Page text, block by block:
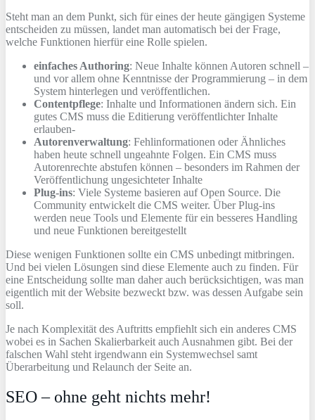
Steht man an dem Punkt, sich für eines der heute gängigen Systeme
entscheiden zu müssen, landet man automatisch bei der Frage,
welche Funktionen hierfür eine Rolle spielen.
einfaches Authoring: Neue Inhalte können Autoren schnell –
und vor allem ohne Kenntnisse der Programmierung – in dem
System hinterlegen und veröffentlichen.
Contentpflege: Inhalte und Informationen ändern sich. Ein
gutes CMS muss die Editierung veröffentlichter Inhalte
erlauben-
Autorenverwaltung: Fehlinformationen oder Ähnliches
haben heute schnell ungeahnte Folgen. Ein CMS muss
Autorenrechte abstufen können – besonders im Rahmen der
Veröffentlichung ungesichteter Inhalte
Plug-ins: Viele Systeme basieren auf Open Source. Die
Community entwickelt die CMS weiter. Über Plug-ins
werden neue Tools und Elemente für ein besseres Handling
und neue Funktionen bereitgestellt
Diese wenigen Funktionen sollte ein CMS unbedingt mitbringen.
Und bei vielen Lösungen sind diese Elemente auch zu finden. Für
eine Entscheidung sollte man daher auch berücksichtigen, was man
eigentlich mit der Website bezweckt bzw. was dessen Aufgabe sein
soll.
Je nach Komplexität des Auftritts empfiehlt sich ein anderes CMS
wobei es in Sachen Skalierbarkeit auch Ausnahmen gibt. Bei der
falschen Wahl steht irgendwann ein Systemwechsel samt
Überarbeitung und Relaunch der Seite an.
SEO – ohne geht nichts mehr!